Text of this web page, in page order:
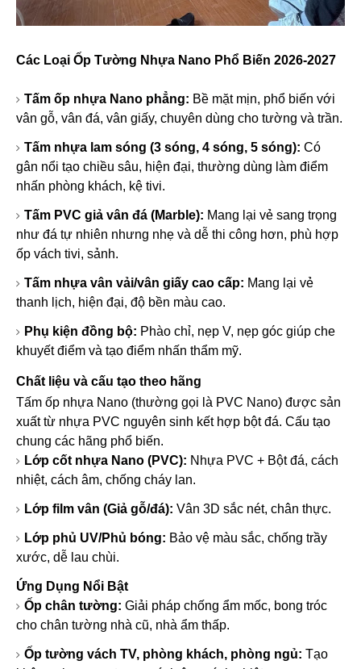
Các Loại Ốp Tường Nhựa Nano Phổ Biến 2026-2027
Tấm ốp nhựa Nano phẳng: Bề mặt mịn, phổ biến với
vân gỗ, vân đá, vân giấy, chuyên dùng cho tường và trần.
Tấm nhựa lam sóng (3 sóng, 4 sóng, 5 sóng): Có
gân nổi tạo chiều sâu, hiện đại, thường dùng làm điểm
nhấn phòng khách, kệ tivi.
Tấm PVC giả vân đá (Marble): Mang lại vẻ sang trọng
như đá tự nhiên nhưng nhẹ và dễ thi công hơn, phù hợp
ốp vách tivi, sảnh.
Tấm nhựa vân vải/vân giấy cao cấp: Mang lại vẻ
thanh lịch, hiện đại, độ bền màu cao.
Phụ kiện đồng bộ: Phào chỉ, nẹp V, nẹp góc giúp che
khuyết điểm và tạo điểm nhấn thẩm mỹ.
Chất liệu và cấu tạo theo hãng
Tấm ốp nhựa Nano (thường gọi là PVC Nano) được sản
xuất từ nhựa PVC nguyên sinh kết hợp bột đá. Cấu tạo
chung các hãng phổ biến.
Lớp cốt nhựa Nano (PVC): Nhựa PVC + Bột đá, cách
nhiệt, cách âm, chống cháy lan.
Lớp film vân (Giả gỗ/đá): Vân 3D sắc nét, chân thực.
Lớp phủ UV/Phủ bóng: Bảo vệ màu sắc, chống trầy
xước, dễ lau chùi.
Ứng Dụng Nổi Bật
Ốp chân tường: Giải pháp chống ẩm mốc, bong tróc
cho chân tường nhà cũ, nhà ẩm thấp.
Ốp tường vách TV, phòng khách, phòng ngủ: Tạo